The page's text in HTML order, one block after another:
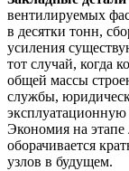
вентилируемых
в десятки тонн,
усиления
тот случай, когда
общей массы
службы,
эксплуатационную
Экономия на этапе
оборачивается
узлов в будущем.